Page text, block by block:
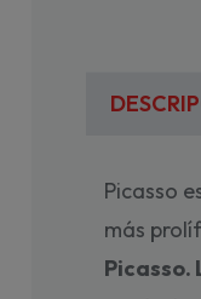
Picasso
más
Picasso.